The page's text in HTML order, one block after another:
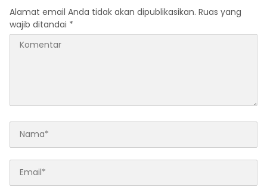
Alamat email Anda tidak akan dipublikasikan. Ruas yang
wajib ditandai *